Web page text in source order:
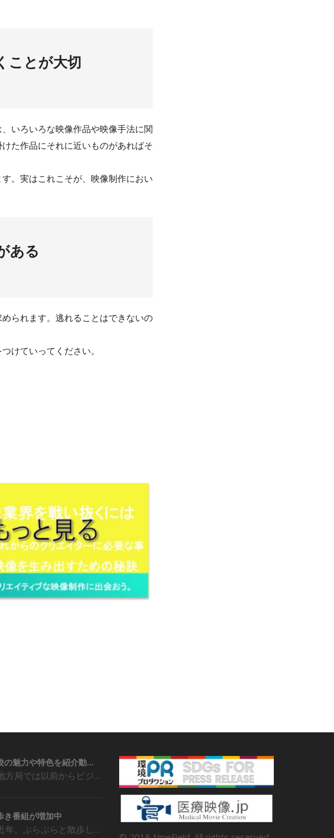
ことが大切
いろいろな映像作品や映像手法に関
た作品にそれに近いものがあればそ
。実はこれこそが、映像制作におい
ある
られます。逃れることはできないの
けていってください。
学校の魅力や特色を紹介動画で
地方局では以前からビジネスモデルとして…
き番組が増加中
近年、ぶらぶらと散歩しながら、その地域…